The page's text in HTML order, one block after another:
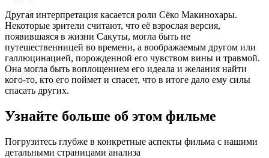
Другая интерпретация касается роли Сёко Макинохары.
Некоторые зрители считают, что её взрослая версия,
появившаяся в жизни Сакуты, могла быть не
путешественницей во времени, а воображаемым другом или
галлюцинацией, порожденной его чувством вины и травмой.
Она могла быть воплощением его идеала и желания найти
кого-то, кто его поймет и спасет, что в итоге дало ему силы
спасать других.
Узнайте больше об этом фильме
Погрузитесь глубже в конкретные аспекты фильма с нашими
детальными страницами анализа